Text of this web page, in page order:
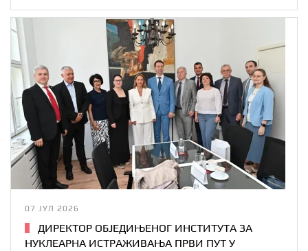
07 ЈУЛ 2026
ДИРЕКТОР ОБЈЕДИЊЕНОГ ИНСТИТУТА ЗА
НУКЛЕАРНА ИСТРАЖИВАЊА ПРВИ ПУТ У